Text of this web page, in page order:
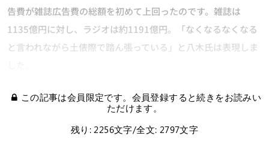
告費が雑誌広告費の総額を初めて上回ったのです。雑誌は
1135億円に対し、ラジオは約1191億円。「なくなるなくなる
と言われながら土俵際で踏ん張っている」と八木氏は表現しま
この記事は会員限定です。会員登録すると続きをお読みい
ただけます。
残り: 2256文字/全文: 2797文字